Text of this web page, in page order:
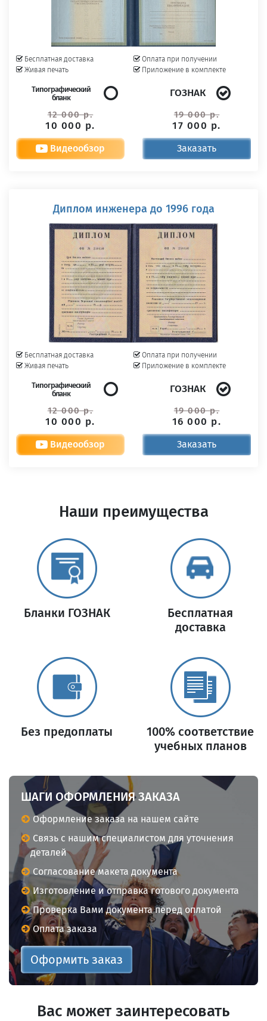
Бесплатная доставка
Живая печать
Оплата при получении
Приложение в комплекте
Типографический
бланк
12 000 р.
10 000 р.
ГОЗНАК
19 000 р.
17 000 р.
Видеообзор Заказать
Диплом инженера до 1996 года
Бесплатная доставка
Живая печать
Оплата при получении
Приложение в комплекте
Типографический
бланк
12 000 р.
10 000 р.
ГОЗНАК
19 000 р.
16 000 р.
Видеообзор Заказать
Наши преимущества
Бланки ГОЗНАК
Бесплатная
доставка
Без предоплаты
100% соответствие
учебных планов
ШАГИ ОФОРМЛЕНИЯ ЗАКАЗА
Оформление заказа на нашем сайте
Связь с нашим специалистом для уточнения
деталей
Согласование макета документа
Изготовление и отправка готового документа
Проверка Вами документа перед оплатой
Оплата заказа
Оформить заказ
Вас может заинтересовать